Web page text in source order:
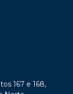
167 e 168,